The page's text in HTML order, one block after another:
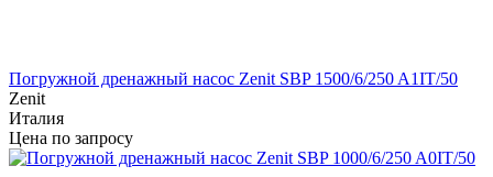
Погружной дренажный насос Zenit SBP 1500/6/250 A1IT/50
Zenit
Италия
Цена по запросу